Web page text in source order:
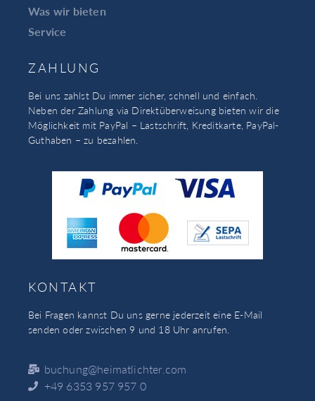
Was wir bieten
Service
ZAHLUNG
Bei uns zahlst Du immer sicher, schnell und einfach.
Neben der Zahlung via Direktüberweisung bieten wir die
Möglichkeit mit PayPal – Lastschrift, Kreditkarte, PayPal-
Guthaben – zu bezahlen.
KONTAKT
Bei Fragen kannst Du uns gerne jederzeit eine E-Mail
senden oder zwischen 9 und 18 Uhr anrufen.
buchung@heimatlichter.com
+49 6353 957 957 0